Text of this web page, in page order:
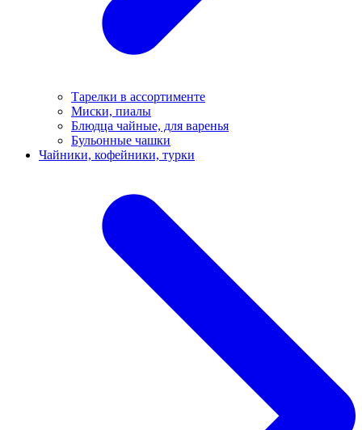
Тарелки в ассортименте
Миски, пиалы
Блюдца чайные, для варенья
Бульонные чашки
Чайники, кофейники, турки